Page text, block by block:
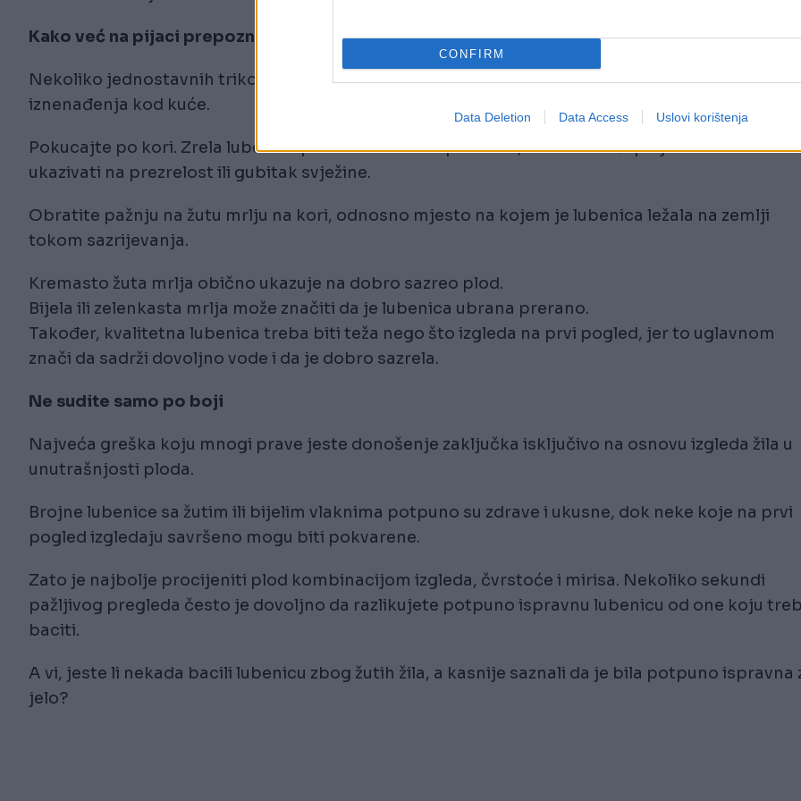
CONFIRM
Data Deletion Data Access Uslovi korištenja
Kako već na pijaci prepoznati dobru lubenicu?
Nekoliko jednostavnih trikova može pomoći da izaberete kvalitetan plod i izbjegnete
iznenađenja kod kuće.
Pokucajte po kori. Zrela lubenica proizvodi dubok i pun zvuk, dok visok i šupalj ton može
ukazivati na prezrelost ili gubitak svježine.
Obratite pažnju na žutu mrlju na kori, odnosno mjesto na kojem je lubenica ležala na zemlji
tokom sazrijevanja.
Kremasto žuta mrlja obično ukazuje na dobro sazreo plod.
Bijela ili zelenkasta mrlja može značiti da je lubenica ubrana prerano.
Također, kvalitetna lubenica treba biti teža nego što izgleda na prvi pogled, jer to uglavnom
znači da sadrži dovoljno vode i da je dobro sazrela.
Ne sudite samo po boji
Najveća greška koju mnogi prave jeste donošenje zaključka isključivo na osnovu izgleda žila u
unutrašnjosti ploda.
Brojne lubenice sa žutim ili bijelim vlaknima potpuno su zdrave i ukusne, dok neke koje na prvi
pogled izgledaju savršeno mogu biti pokvarene.
Zato je najbolje procijeniti plod kombinacijom izgleda, čvrstoće i mirisa. Nekoliko sekundi
pažljivog pregleda često je dovoljno da razlikujete potpuno ispravnu lubenicu od one koju
baciti.
A vi, jeste li nekada bacili lubenicu zbog žutih žila, a kasnije saznali da je bila potpuno ispravna
jelo?